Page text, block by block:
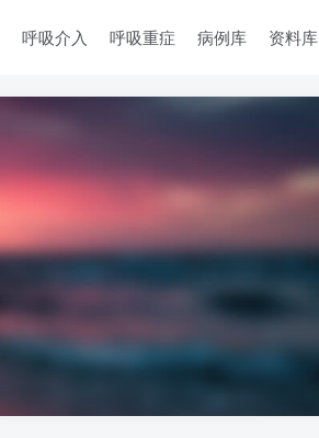
呼吸介入 呼吸重症 病例库 资料库